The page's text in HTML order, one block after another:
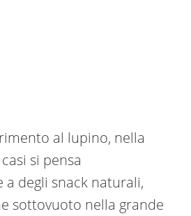
al lupino, nella
si pensa
degli snack naturali,
sottovuoto nella grande